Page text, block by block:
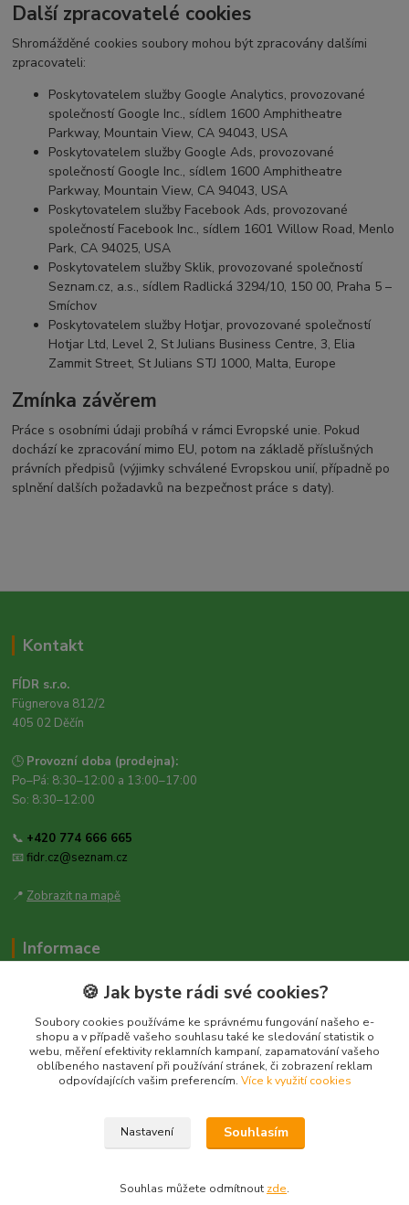
Další zpracovatelé cookies
Shromážděné cookies soubory mohou být zpracovány dalšími
zpracovateli:
Poskytovatelem služby Google Analytics, provozované
společností Google Inc., sídlem 1600 Amphitheatre
Parkway, Mountain View, CA 94043, USA
Poskytovatelem služby Google Ads, provozované
společností Google Inc., sídlem 1600 Amphitheatre
Parkway, Mountain View, CA 94043, USA
Poskytovatelem služby Facebook Ads, provozované
společností Facebook Inc., sídlem 1601 Willow Road, Menlo
Park, CA 94025, USA
Poskytovatelem služby Sklik, provozované společností
Seznam.cz, a.s., sídlem Radlická 3294/10, 150 00, Praha 5 –
Smíchov
Poskytovatelem služby Hotjar, provozované společností
Hotjar Ltd, Level 2, St Julians Business Centre, 3, Elia
Zammit Street, St Julians STJ 1000, Malta, Europe
Zmínka závěrem
Práce s osobními údaji probíhá v rámci Evropské unie. Pokud
dochází ke zpracování mimo EU, potom na základě příslušných
právních předpisů (výjimky schválené Evropskou unií, případně po
splnění dalších požadavků na bezpečnost práce s daty).
Kontakt
FÍDR s.r.o.
Fügnerova 812/2
405 02 Děčín
🕒 Provozní doba (prodejna):
Po–Pá: 8:30–12:00 a 13:00–17:00
So: 8:30–12:00
📞 +420 774 666 665
📧fidr.cz@seznam.cz
📍 Zobrazit na mapě
Informace
Zásady ochrany osobních údajů
Kontakt
Obecné nařízení o bezpečnosti produktů (GPSR), Regulation (EU)
2023/988
🍪 Jak byste rádi své cookies?
Soubory cookies používáme ke správnému fungování našeho e-
shopu a v případě vašeho souhlasu také ke sledování statistik o
webu, měření efektivity reklamních kampaní, zapamatování vašeho
oblíbeného nastavení při používání stránek, či zobrazení reklam
odpovídajících vašim preferencím. Více k využití cookies
Nastavení Souhlasím
Souhlas můžete odmítnout zde.